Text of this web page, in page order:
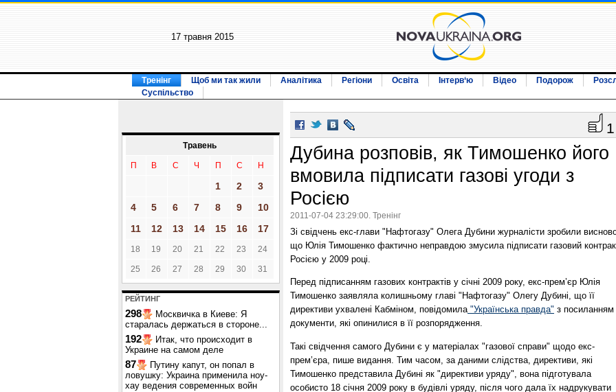
17 травня 2015
Тренінг Щоб ми так жили Аналітика Регіони Освіта Інтерв‘ю Відео Подорож
Суспільство
Травень
П В С Ч П С Н
1 2
3
4
5 6 7 8 9
10
11
12 13 14 15 16 17
18 19 20 21 22 23 24
25 26 27 28 29 30 31
РЕЙТИНГ
298
Москвичка в Киеве: Я
старалась держаться в стороне...
192
Итак, что происходит в
Украине на самом деле
87
Путину капут, он попал в
ловушку: Украина применила ноу-
хау ведения современных войн
1
Дубина розповів, як Тимошенко його
вмовила підписати газові угоди з
Росією
2011-07-04 23:29:00. Тренінг
Зі свідчень екс-глави "Нафтогазу" Олега Дубини журналісти зробили
що Юлія Тимошенко фактично неправдою змусила підписати газовий
Росією у 2009 році.
Перед підписанням газових контрактів у січні 2009 року, екс-прем’єр Юлія
Тимошенко заявляла колишньому главі "Нафтогазу" Олегу Дубині, що її
директиви ухвалені Кабміном, повідомила"Українська правда" з посиланням
документи, які опинилися в її розпорядження.
Такі свідчення самого Дубини є у матеріалах "газової справи" щодо екс-
прем’єра, пише видання. Тим часом, за даними слідства, директиви, які
Тимошенко представила Дубині як "директиви уряду", вона підготувала
особисто 18 січня 2009 року в будівлі уряду, після чого дала їх надрукувати